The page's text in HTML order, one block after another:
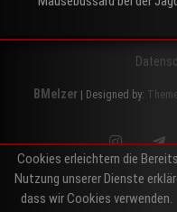
BMelzer | Designed by:
Instagram
Cookies erleichtern die
Nutzung unserer Dienste
dass wir Cookies verwenden.